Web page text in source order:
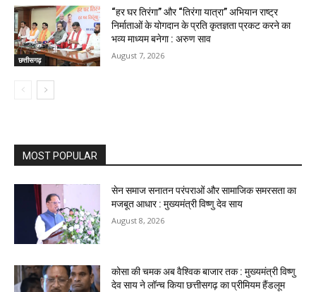
छत्तीसगढ़
“हर घर तिरंगा” और “तिरंगा यात्रा” अभियान राष्ट्र
निर्माताओं के योगदान के प्रति कृतज्ञता प्रकट करने का
भव्य माध्यम बनेगा : अरुण साव
August 7, 2026
MOST POPULAR
सेन समाज सनातन परंपराओं और सामाजिक समरसता का
मजबूत आधार : मुख्यमंत्री विष्णु देव साय
August 8, 2026
कोसा की चमक अब वैश्विक बाजार तक : मुख्यमंत्री विष्णु
देव साय ने लॉन्च किया छत्तीसगढ़ का प्रीमियम हैंडलूम